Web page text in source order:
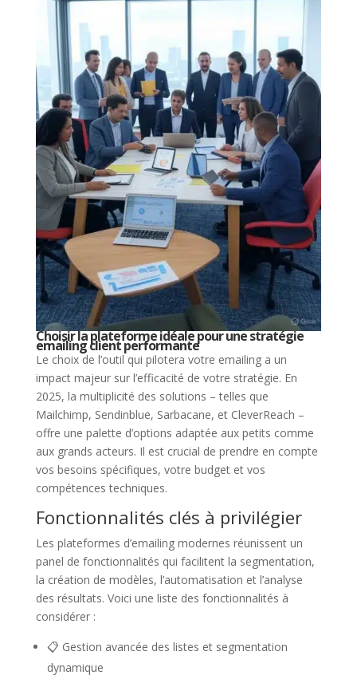
Choisir la plateforme idéale pour une stratégie
emailing client performante
Le choix de l’outil qui pilotera votre emailing a un
impact majeur sur l’efficacité de votre stratégie. En
2025, la multiplicité des solutions – telles que
Mailchimp, Sendinblue, Sarbacane, et CleverReach –
offre une palette d’options adaptée aux petits comme
aux grands acteurs. Il est crucial de prendre en compte
vos besoins spécifiques, votre budget et vos
compétences techniques.
Fonctionnalités clés à privilégier
Les plateformes d’emailing modernes réunissent un
panel de fonctionnalités qui facilitent la segmentation,
la création de modèles, l’automatisation et l’analyse
des résultats. Voici une liste des fonctionnalités à
considérer :
📋 Gestion avancée des listes et segmentation
dynamique